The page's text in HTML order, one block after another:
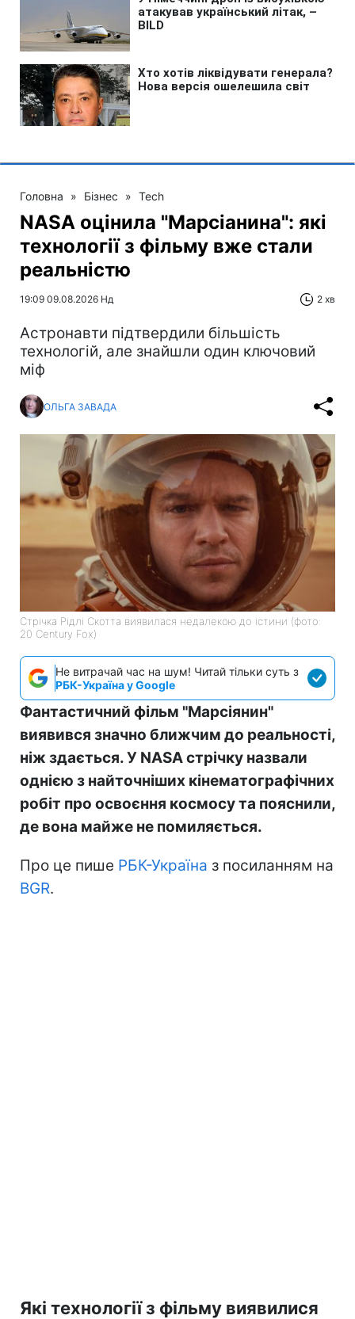
Головна » Бізнес » Tech
NASA оцінила "Марсіанина": які
технології з фільму вже стали
реальністю
19:09 09.08.2026 Нд 2 хв
Астронавти підтвердили більшість
технологій, але знайшли один ключовий
міф
ОЛЬГА ЗАВАДА
Стрічка Рідлі Скотта виявилася недалекою до істини (фото:
20 Century Fox)
Не витрачай час на шум! Читай тільки суть з
РБК-Україна у Google
Фантастичний фільм "Марсіянин"
виявився значно ближчим до реальності,
ніж здається. У NASA стрічку назвали
однією з найточніших кінематографічних
робіт про освоєння космосу та пояснили,
де вона майже не помиляється.
Про це пише РБК-Україна з посиланням на
BGR.
Які технології з фільму виявилися